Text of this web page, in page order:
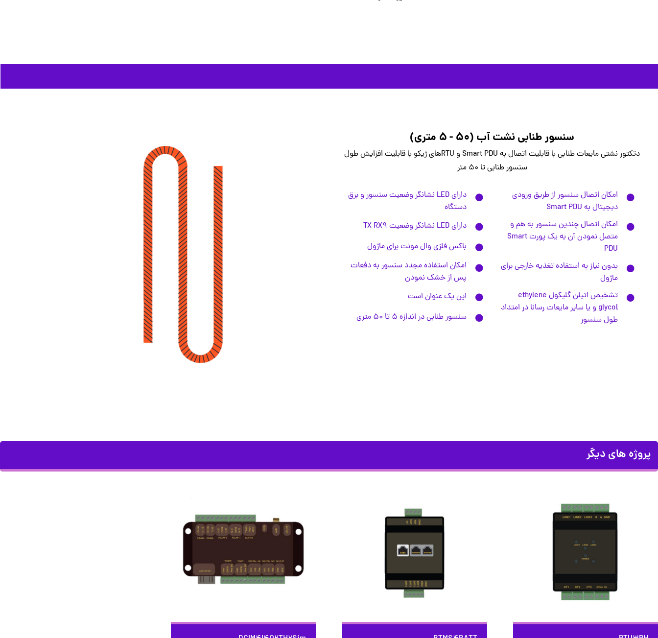
سنسور طنابی نشت آب (۵۰ - ۵ متری)
دتکتور نشتی مایعات طنابی با قابلیت اتصال به Smart PDU و RTUهای ژیکو با قابلیت افزایش طول
سنسور طنابی تا ۵۰ متر
امکان اتصال سنسور از طریق ورودی
دیجیتال به Smart PDU
امکان اتصال چندین سنسور به هم و
متصل نمودن آن به یک پورت Smart
PDU
بدون نیاز به استفاده تغذیه خارجی برای
ماژول
تشخیص اتیلن گلیکول ethylene
glycol و یا سایر مایعات رسانا در امتداد
طول سنسور
دارای LED نشانگر وضعیت سنسور و برق
دستگاه
دارای LED نشانگر وضعیت TX RX9
باکس فلزی وال مونت برای ماژول
امکان استفاده مجدد سنسور به دفعات
پس از خشک نمودن
این یک عنوان است
سنسور طنابی در اندازه ۵ تا ۵۰ متری
پروژه های دیگر